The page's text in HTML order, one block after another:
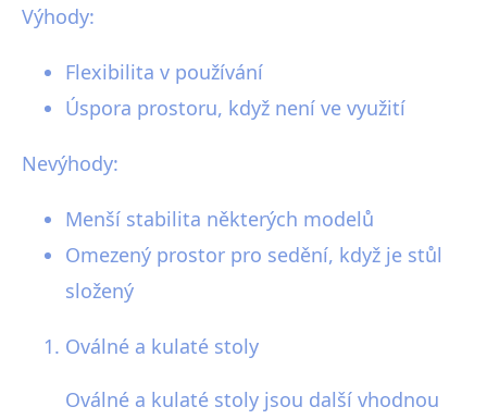
Výhody:
Flexibilita v používání
Úspora prostoru, když není ve využití
Nevýhody:
Menší stabilita některých modelů
Omezený prostor pro sedění, když je stůl
složený
Oválné a kulaté stoly
Oválné a kulaté stoly jsou další vhodnou